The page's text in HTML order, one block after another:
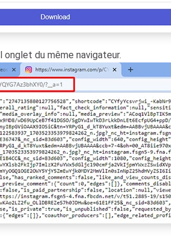
onglet du même navigateur.